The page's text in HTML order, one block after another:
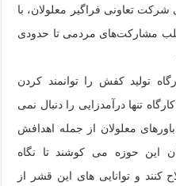
تعاونی فراگیر معلولان، با
مشارکت‌های مردمی تا حدودی
تولید کفش را توانمند کردن
تنها درآمدزایی را دنبال نمی
معلولان از جمله اهدافش
این حوزه می کوشند تا نگاه
کنند و توانایی های این قشر از